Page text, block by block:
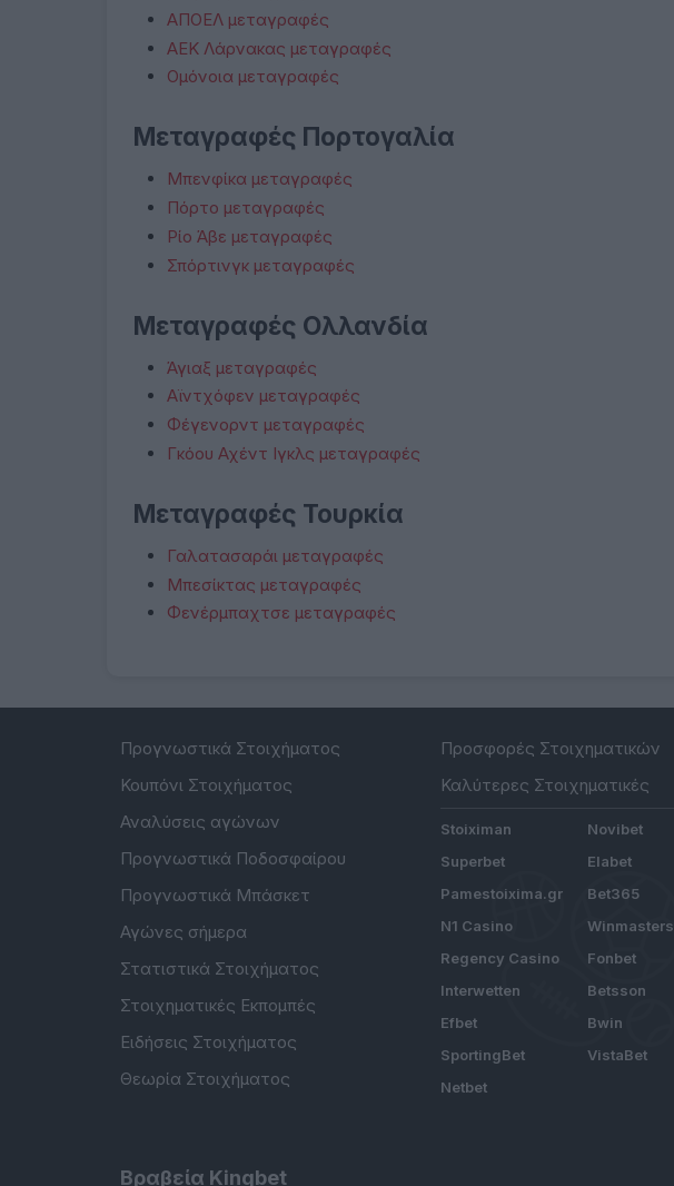
ΑΠΟΕΛ μεταγραφές
ΑΕΚ Λάρνακας μεταγραφές
Ομόνοια μεταγραφές
Μεταγραφές Πορτογαλία
Μπενφίκα μεταγραφές
Πόρτο μεταγραφές
Ρίο Άβε μεταγραφές
Σπόρτινγκ μεταγραφές
Μεταγραφές Ολλανδία
Άγιαξ μεταγραφές
Αϊντχόφεν μεταγραφές
Φέγενορντ μεταγραφές
Γκόου Αχέντ Ιγκλς μεταγραφές
Μεταγραφές Τουρκία
Γαλατασαράι μεταγραφές
Μπεσίκτας μεταγραφές
Φενέρμπαχτσε μεταγραφές
Προγνωστικά Στοιχήματος
Κουπόνι Στοιχήματος
Αναλύσεις αγώνων
Προγνωστικά Ποδοσφαίρου
Προγνωστικά Μπάσκετ
Αγώνες σήμερα
Στατιστικά Στοιχήματος
Στοιχηματικές Εκπομπές
Ειδήσεις Στοιχήματος
Θεωρία Στοιχήματος
Προσφορές Στοιχηματικών
Καλύτερες Στοιχηματικές
Stoiximan
Novibet
Superbet
Elabet
Pamestoixima.gr
Bet365
N1 Casino
Winmasters
Regency Casino
Fonbet
Interwetten
Betsson
Efbet
Bwin
SportingBet
VistaBet
Netbet
Βραβεία Kingbet